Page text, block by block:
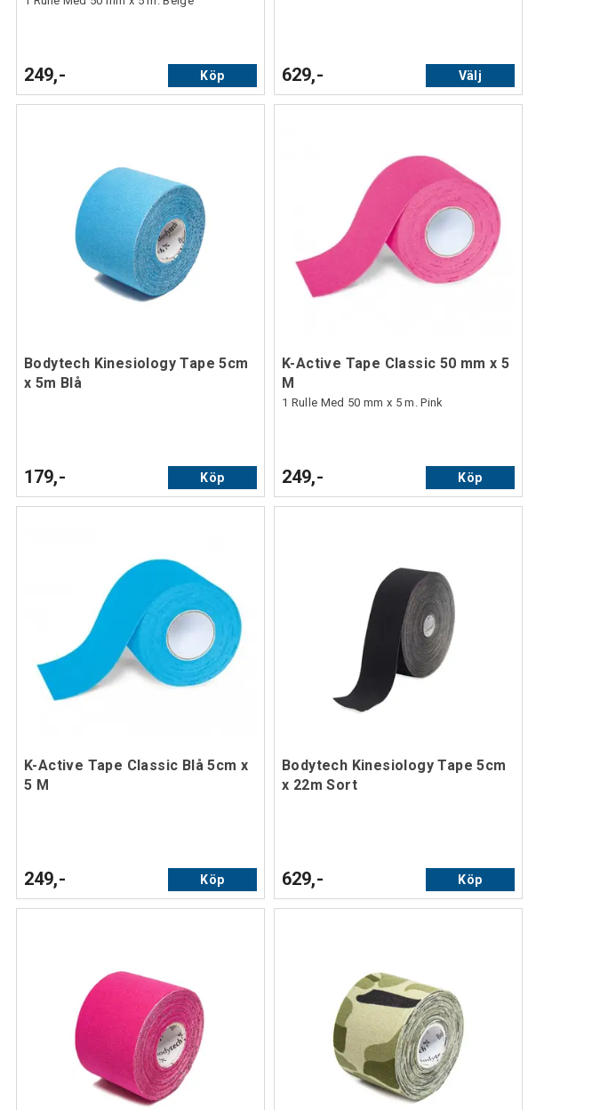
249,- Köp 629,- Välj
Bodytech Kinesiology Tape 5cm
x 5m Blå
179,- Köp
K-Active Tape Classic 50 mm x 5
M
1 Rulle Med 50 mm x 5 m. Pink
249,- Köp
K-Active Tape Classic Blå 5cm x
5 M
249,- Köp
Bodytech Kinesiology Tape 5cm
x 22m Sort
629,- Köp